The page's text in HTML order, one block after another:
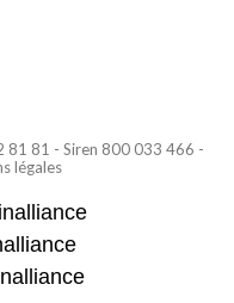
81 81 - Siren 800 033 466 -
légales